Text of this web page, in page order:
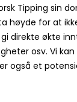
Tipping sin
høyde for at
direkte økte
osv. Vi
også et